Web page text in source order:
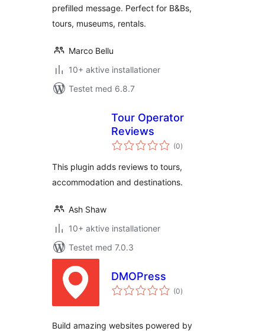
prefilled message. Perfect for B&Bs,
tours, museums, rentals.
Marco Bellu
10+ aktive installationer
Testet med 6.8.7
Tour Operator
Reviews
(0totale
bedømmelser
)
This plugin adds reviews to tours,
accommodation and destinations.
Ash Shaw
10+ aktive installationer
Testet med 7.0.3
DMOPress
(0totale
bedømmelser
)
Build amazing websites powered by